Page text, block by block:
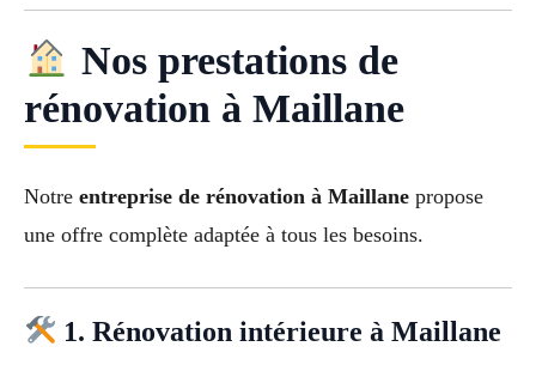
Nos prestations de
rénovation à Maillane
Notre entreprise de rénovation à Maillane propose
une offre complète adaptée à tous les besoins.
1. Rénovation intérieure à Maillane